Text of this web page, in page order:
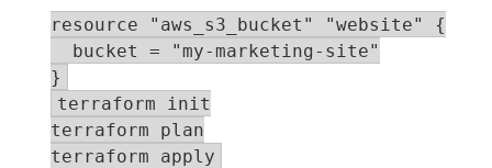
resource "aws_s3_bucket" "website" {
  bucket = "my-marketing-site"
}
terraform init
terraform plan
terraform apply